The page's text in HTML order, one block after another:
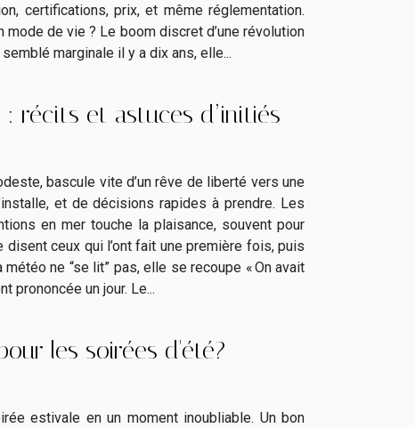
certifications, prix, et même réglementation.
de vie ? Le boom discret d’une révolution
marginale il y a dix ans, elle...
récits et astuces d’initiés
bascule vite d’un rêve de liberté vers une
et de décisions rapides à prendre. Les
en mer touche la plaisance, souvent pour
ceux qui l’ont fait une première fois, puis
ne “se lit” pas, elle se recoupe « On avait
prononcée un jour. Le...
les soirées d'été?
estivale en un moment inoubliable. Un bon